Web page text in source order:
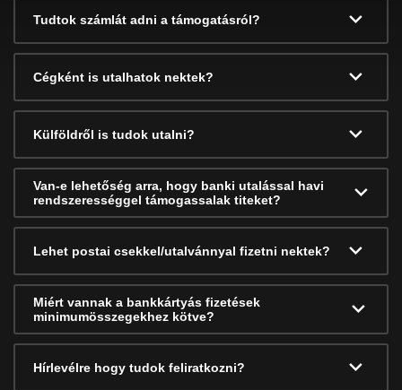
Tudtok számlát adni a támogatásról?
Cégként is utalhatok nektek?
Külföldről is tudok utalni?
Van-e lehetőség arra, hogy banki utalással havi
rendszerességgel támogassalak titeket?
Lehet postai csekkel/utalvánnyal fizetni nektek?
Miért vannak a bankkártyás fizetések
minimumösszegekhez kötve?
Hírlevélre hogy tudok feliratkozni?